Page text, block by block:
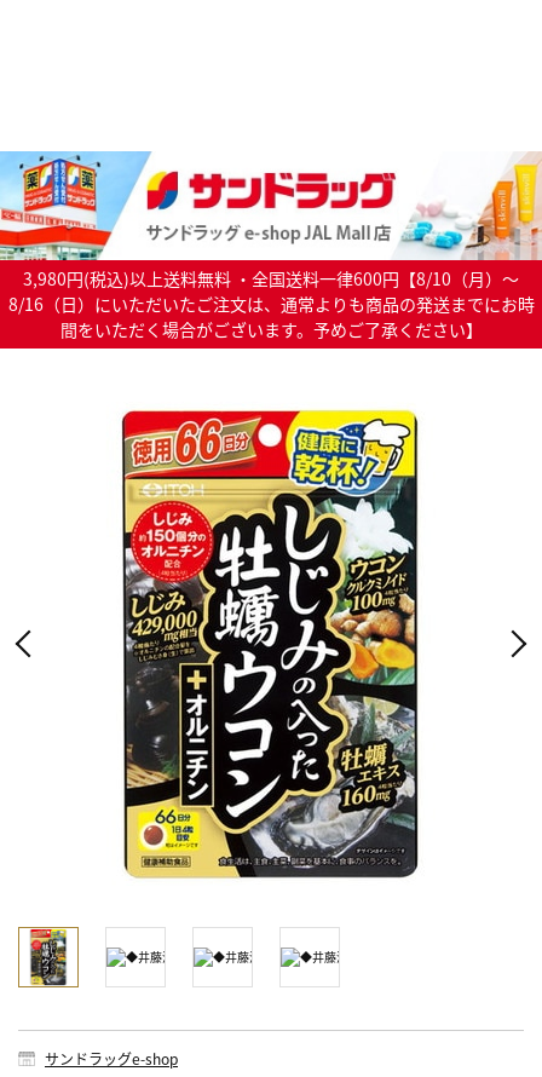
3,980円(税込)以上送料無料 ・全国送料一律600円【8/10（月）～
8/16（日）にいただいたご注文は、通常よりも商品の発送までにお時
間をいただく場合がございます。予めご了承ください】
サンドラッグe-shop